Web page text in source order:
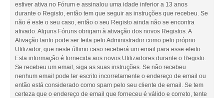
estiver ativa no Fórum e assinalou uma idade inferior a 13 anos
durante o Registo, então tem que seguir as instruções que recebeu. Se
não é este o seu caso, então o seu Registo ainda não se encontra
ativado. Alguns Fóruns obrigam à ativação dos novos Registos. A
Ativação tanto pode ser feita pelo Administrador como pelo próprio
Utilizador, que neste último caso receberá um email para esse efeito.
Esta informação é fornecida aos novos Utilizadores durante o Registo.
Se recebeu um email, siga as suas instruções. Se não recebeu
nenhum email pode ter escrito incorretamente o endereço de email ou
então está considerado como spam pelo seu cliente de email. Se tem
certeza que o endereço de email que forneceu é válido e correto, tente